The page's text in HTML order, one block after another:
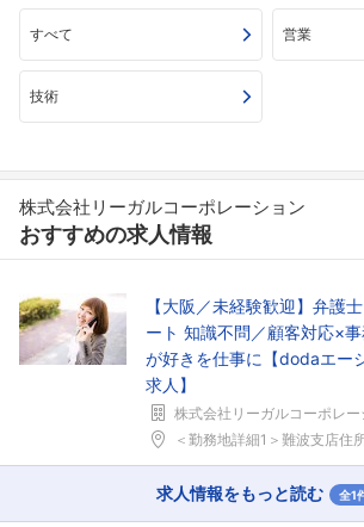
フォローしました
すべて 営業
技術
株式会社リーガルコーポレーション
おすすめの求人情報
【大阪／未経験歓迎】弁護
ート 知識不問／顧客対応×
が好きを仕事に【dodaエー
求人】
株式会社リーガルコーポレー
＜勤務地詳細1＞難波支店住所：大
求人情報をもっと読む 全1